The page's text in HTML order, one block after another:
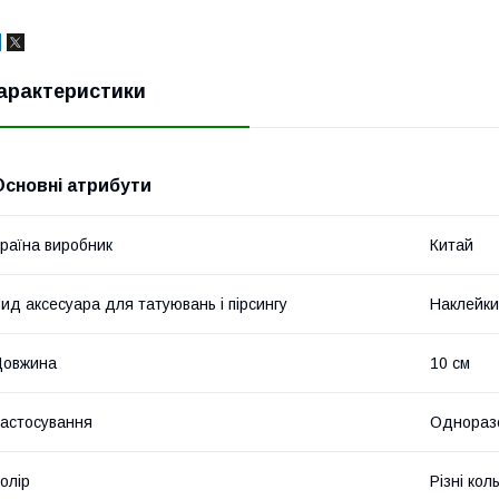
атрибути
виробник Китай
аксесуара для татуювань і пірсингу
10 см
Різні